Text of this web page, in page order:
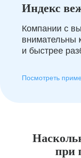
Индекс
Компании с
внимательны
и быстрее
Посмотреть
при